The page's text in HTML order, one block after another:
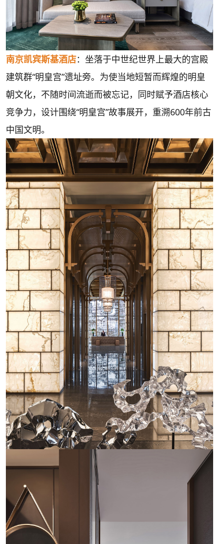
南京凯宾斯基酒店：坐落于中世纪世界上最大的宫殿
建筑群“明皇宫”遗址旁。为使当地短暂而辉煌的明皇
朝文化，不随时间流逝而被忘记，同时赋予酒店核心
竞争力，设计围绕“明皇宫”故事展开，重溯600年前古
中国文明。